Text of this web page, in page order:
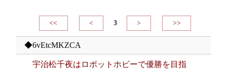
<< < 3 > >>
◆6vEtcMKZCA
宇治松千夜はロボットホビーで優勝を目指